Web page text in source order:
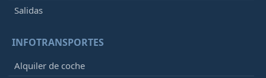
Salidas
INFOTRANSPORTES
Alquiler de coche